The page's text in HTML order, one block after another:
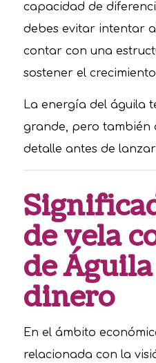
capacidad de
debes evitar intentar
contar con una
sostener el
La energía del águila
grande, pero también
detalle antes de
de vela
de
dinero
En el ámbito
relacionada con la